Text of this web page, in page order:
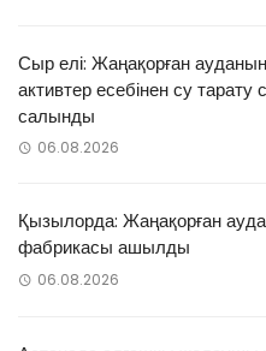
Сыр елі: Жаңақорған
активтер есебінен су тарату
салынды
06.08.2026
Қызылорда: Жаңақорған
фабрикасы ашылды
06.08.2026